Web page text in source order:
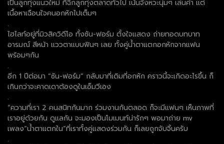
เป็นลูกทุ่งแนวใหม่ ที่ฉีกลูกทุ่งตลาดทั่วไป เน้นจังหวะนุ่มๆ เล่นคำ แต่
เนื้อหาเฉือนใจคนอกหักไปเต็มๆ
.
ไฮไลท์อยู่ที่มิวสิควิดีโอ ทั้งซัน-ฟอร์ม ตั้งใจแสดง ถ่ายทอดบทบาท
อารมณ์ สีหน้า แววตาแบบฟินๆ เลย ทั้งคู่น้ำตาแตกอกหักจากแฟน
พร้อมๆกัน
.
อีก 1 ปีต่อมา “ซัน-ฟอร์ม” กลับมาที่เดิมที่อกหัก คราวนี้จะเกิดอะไรขึ้น ก็
เกินกว่าจะคาดเดาต้องดูในเอ็มวีเอง
.
“ความที่เรา 2 คนสนิทกันมาก ร่วมงานกันตลอด ก็จะมีแฟนๆ เห็นภาพที่
เราอยู่ด้วยกัน ดูแลกัน จะมองเป็นโมเมนท์น่ารักๆ พอมาถ่าย mv
เพลง“น้ำตาแตกใน”ที่เราทั้งคู่แสดงร่วมกัน ก็เลยถูกจับจิ้นครับ
.